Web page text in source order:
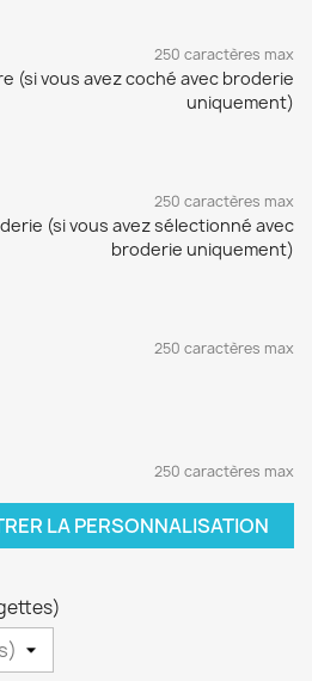
250 caractères max
(si vous avez coché avec broderie
uniquement)
250 caractères max
(si vous avez sélectionné avec
broderie uniquement)
250 caractères max
250 caractères max
LA PERSONNALISATION